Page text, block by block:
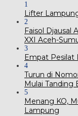
1
Lifter
2
Faisol Djausal
XXI Aceh-
3
Empat Pesilat
4
Turun di
Mulai Tanding
5
Menang KO,
Lampung